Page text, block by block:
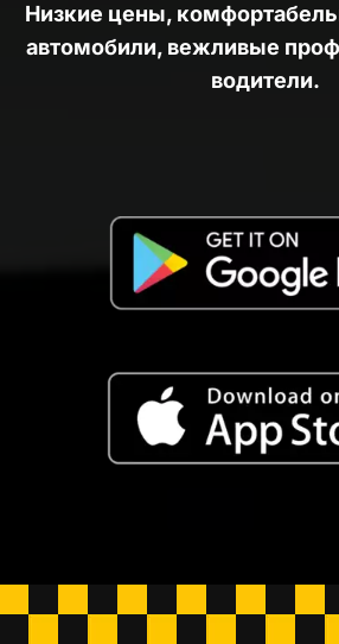
Низкие цены,
автомобили, вежливые
водители.